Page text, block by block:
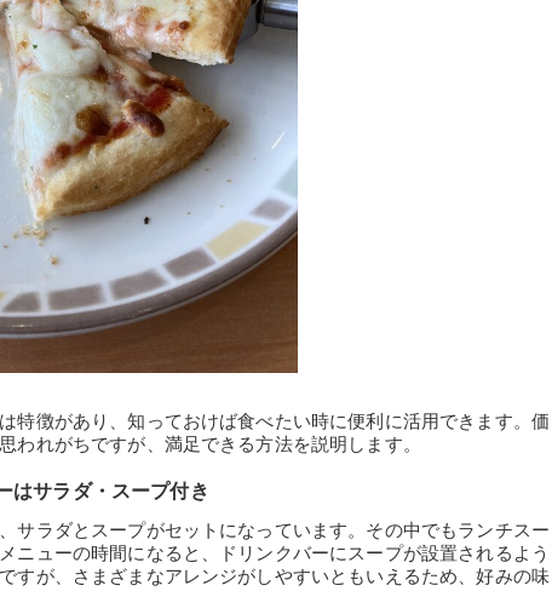
特徴があり、知っておけば食べたい時に便利に活用できます。価
われがちですが、満足できる方法を説明します。
はサラダ・スープ付き
サラダとスープがセットになっています。その中でもランチスー
ニューの時間になると、ドリンクバーにスープが設置されるよう
すが、さまざまなアレンジがしやすいともいえるため、好みの味